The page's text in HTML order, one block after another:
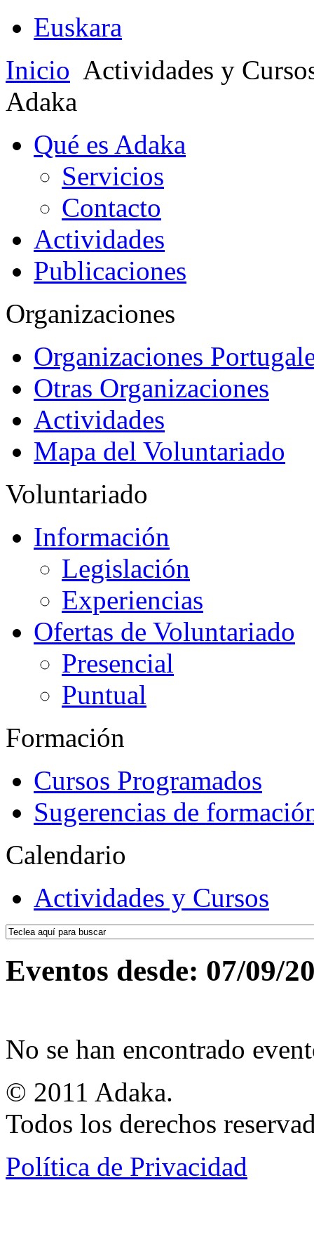
Euskara
Inicio Actividades y
Adaka
Qué es Adaka
Servicios
Contacto
Actividades
Publicaciones
Organizaciones
Organizaciones
Otras Organizaciones
Actividades
Mapa del Voluntariado
Voluntariado
Información
Legislación
Experiencias
Ofertas de Voluntariado
Presencial
Puntual
Formación
Cursos Programados
Sugerencias de
Calendario
Actividades y Cursos
Eventos desde: 07/09/
No se han encontrado
© 2011 Adaka.
Todos los derechos
Política de Privacidad